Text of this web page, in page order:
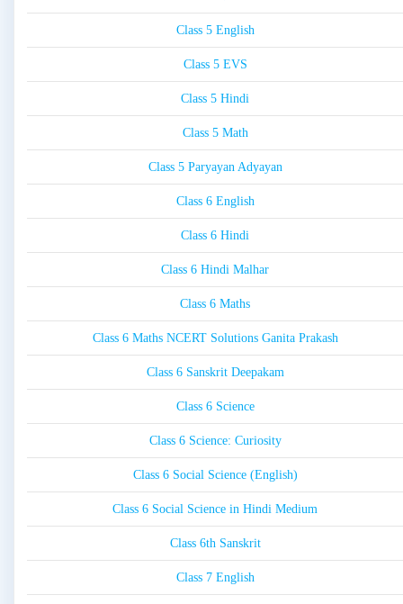
Class 5 English
Class 5 EVS
Class 5 Hindi
Class 5 Math
Class 5 Paryayan Adyayan
Class 6 English
Class 6 Hindi
Class 6 Hindi Malhar
Class 6 Maths
Class 6 Maths NCERT Solutions Ganita Prakash
Class 6 Sanskrit Deepakam
Class 6 Science
Class 6 Science: Curiosity
Class 6 Social Science (English)
Class 6 Social Science in Hindi Medium
Class 6th Sanskrit
Class 7 English